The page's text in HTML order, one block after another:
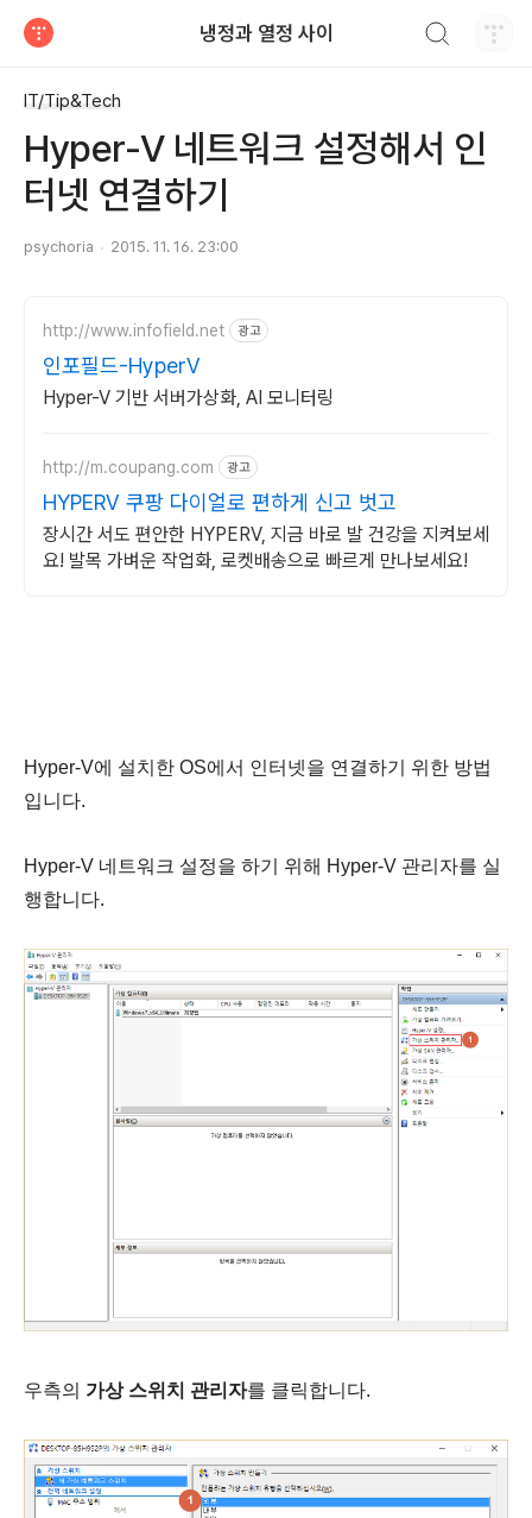
냉정과 열정 사이
IT/Tip&Tech
Hyper-V 네트워크 설정해서 인
터넷 연결하기
psychoria 2015. 11. 16. 23:00
http://www.infofield.net 광고
인포필드-HyperV
Hyper-V 기반 서버가상화, AI 모니터링
http://m.coupang.com 광고
HYPERV 쿠팡 다이얼로 편하게 신고 벗고
장시간 서도 편안한 HYPERV, 지금 바로 발 건강을 지켜보세
요! 발목 가벼운 작업화, 로켓배송으로 빠르게 만나보세요!
Hyper-V에 설치한 OS에서 인터넷을 연결하기 위한 방법
입니다.
Hyper-V 네트워크 설정을 하기 위해 Hyper-V 관리자를 실
행합니다.
우측의 가상 스위치 관리자를 클릭합니다.